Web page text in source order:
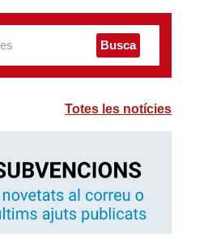
Busca
Totes les notícies